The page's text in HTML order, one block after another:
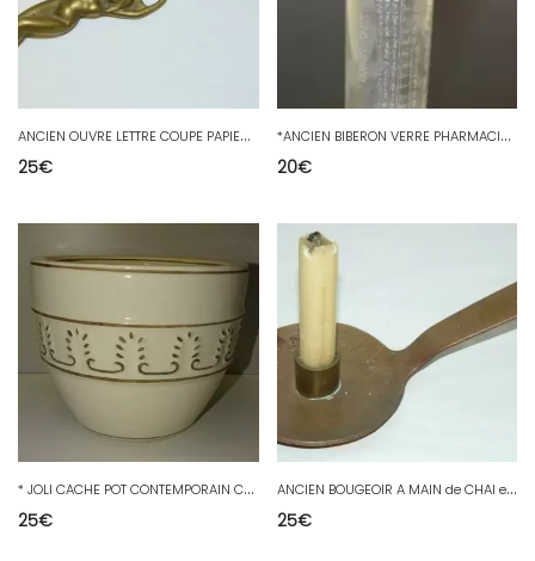
A
NCIEN OUVRE LETTRE COUPE PAPIER DECAPSULEUR EROTIQUE FEMME ALLONGEE LAITON XXe
25€
*
ANCIEN BIBERON VERRE PHARMACIE E.J. GRAVIS Verre gradué ancien début XXe
20€
*
JOLI CACHE POT CONTEMPORAIN CERAMIQUE XXe sans Marque VISIBLE déco plantes D
25€
A
NCIEN BOUGEOIR A MAIN de CHAI en CUIVRE épais CAVE COGNAC DECO CUISINE
25€